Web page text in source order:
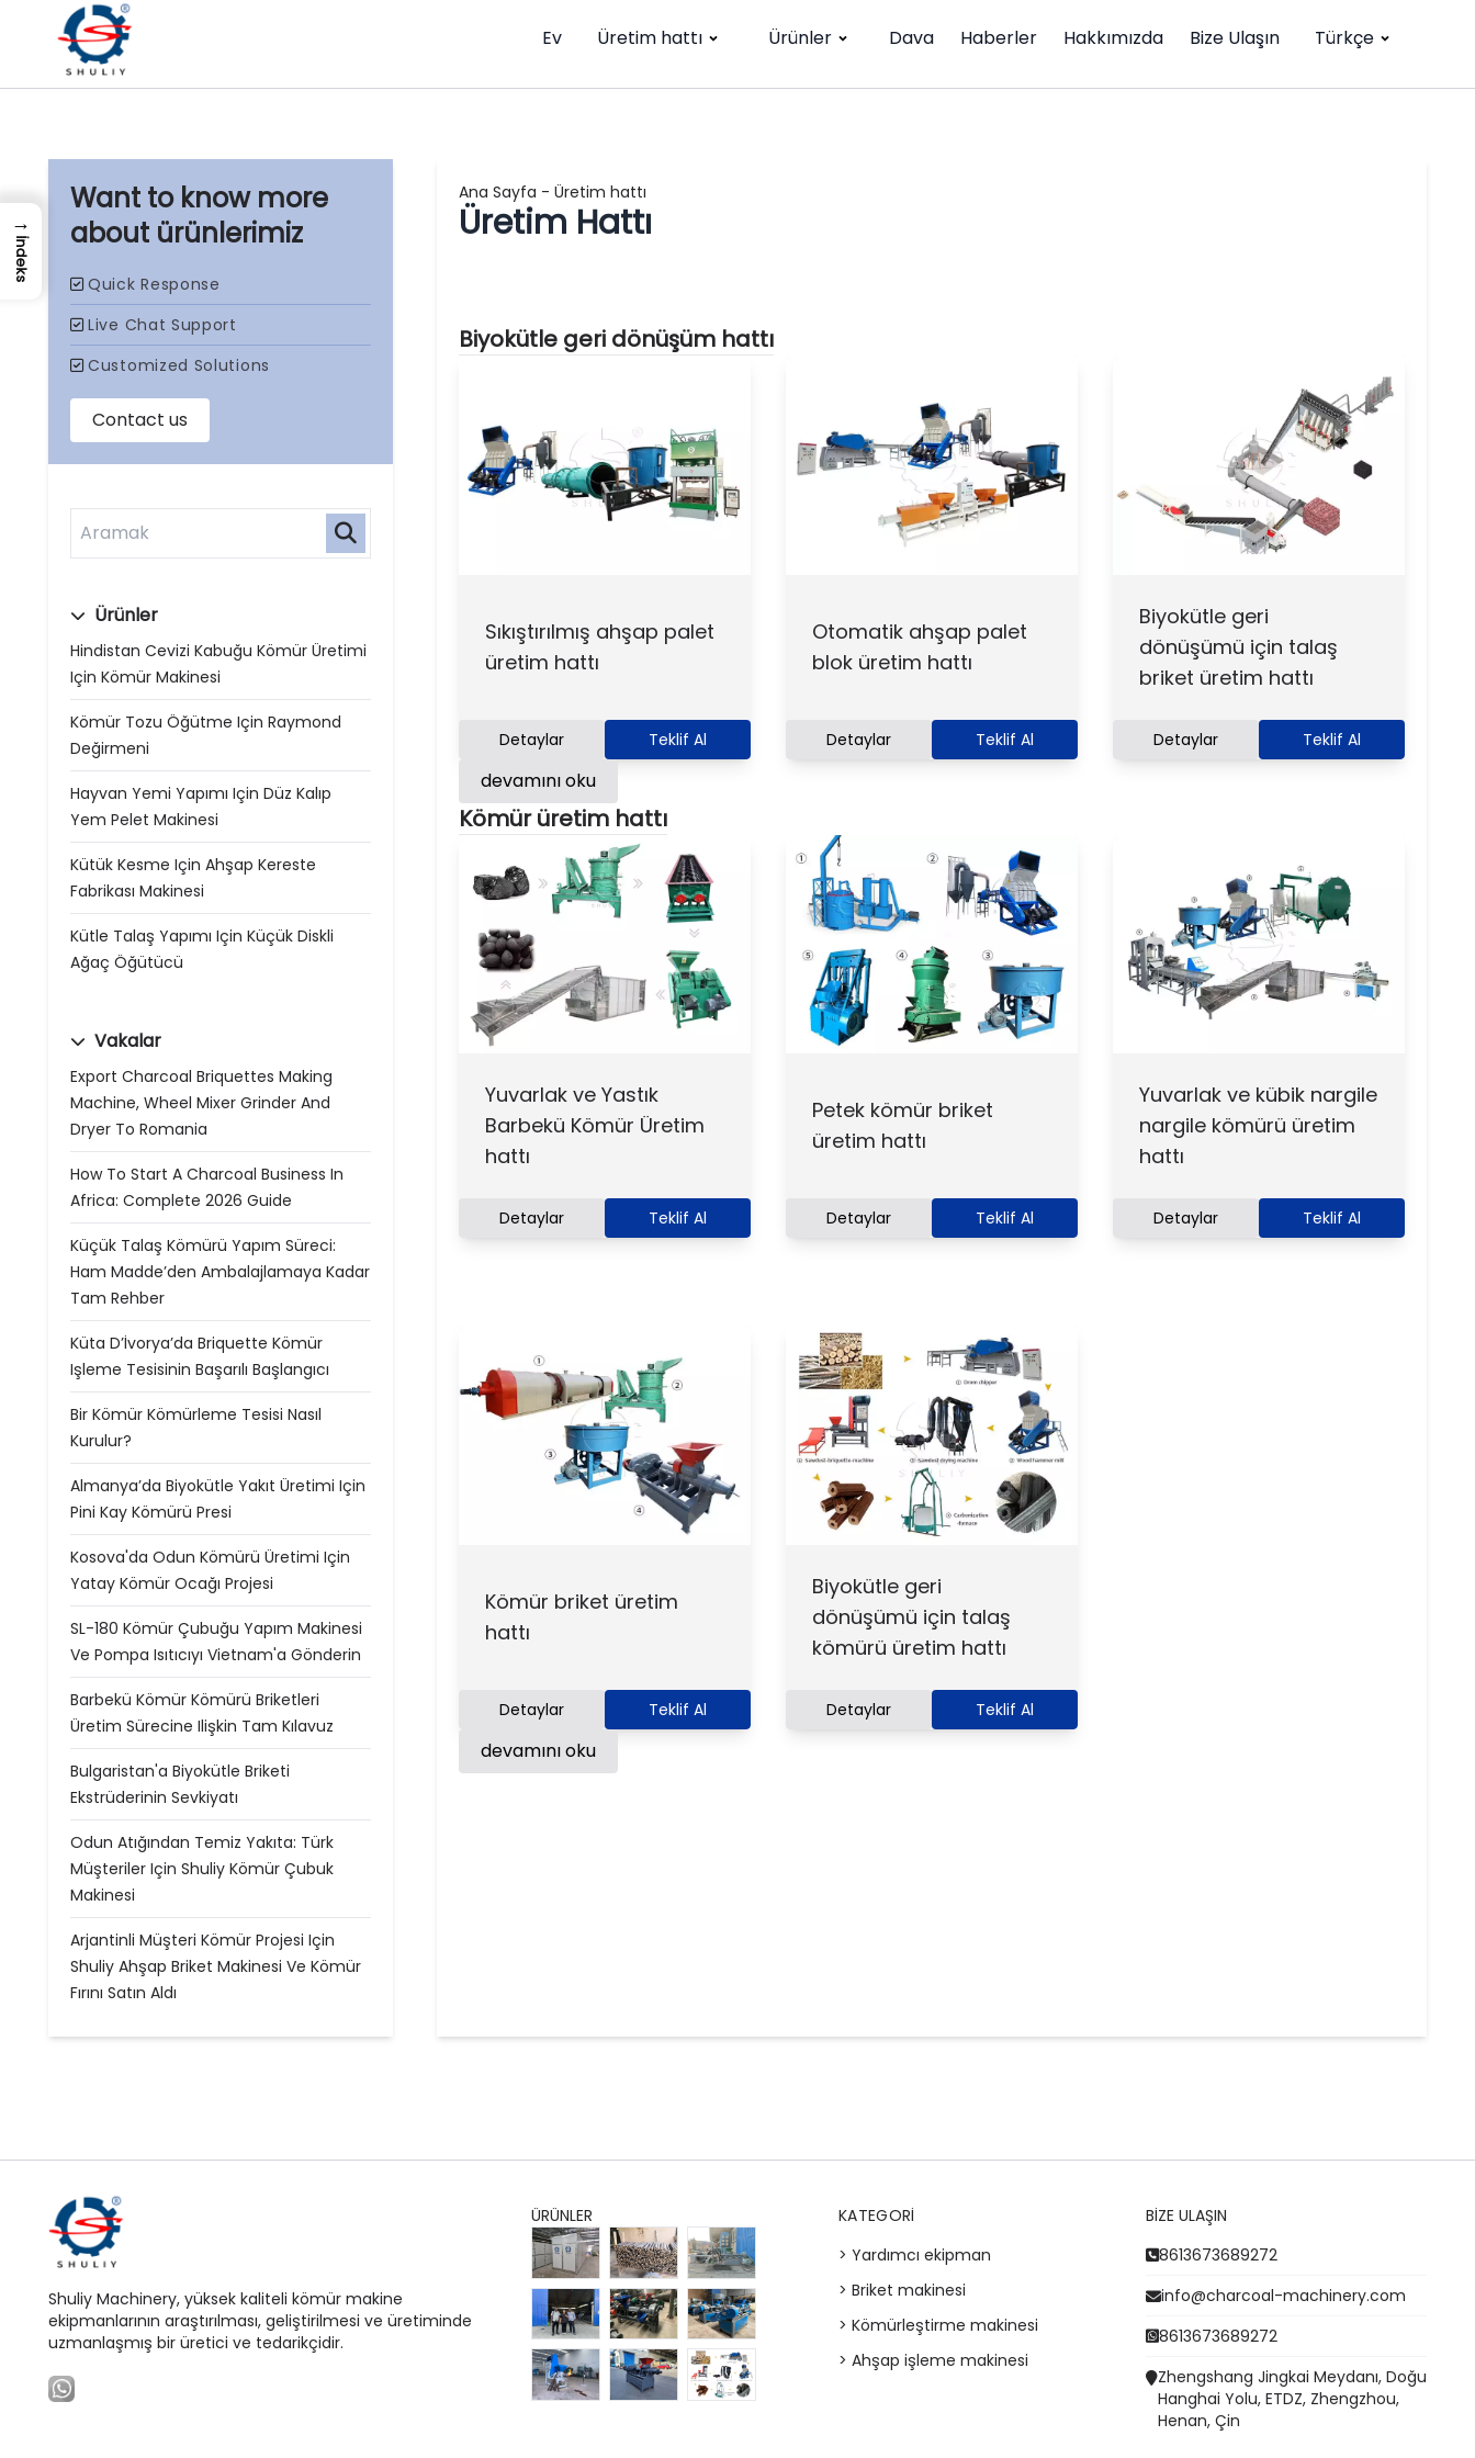
Ev Üretim hattı Ürünler Dava Haberler Hakkımızda Bize Ulaşın Türkçe
ürünlerimiz
Ürünler
Hindistan Cevizi Kabuğu Kömür Üretimi
Için Kömür Makinesi
Kömür Tozu Öğütme Için Raymond
Değirmeni
Hayvan Yemi Yapımı Için Düz Kalıp
Yem Pelet Makinesi
Kütük Kesme Için Ahşap Kereste
Fabrikası Makinesi
Kütle Talaş Yapımı Için Küçük Diskli
Ağaç Öğütücü
Vakalar
Export Charcoal Briquettes Making
Machine, Wheel Mixer Grinder And
Dryer To Romania
How To Start A Charcoal Business In
Africa: Complete 2026 Guide
Küçük Talaş Kömürü Yapım Süreci:
Ham Madde’den Ambalajlamaya Kadar
Tam Rehber
Küta D’İvorya’da Briquette Kömür
Işleme Tesisinin Başarılı Başlangıcı
Bir Kömür Kömürleme Tesisi Nasıl
Kurulur?
Almanya’da Biyokütle Yakıt Üretimi Için
Pini Kay Kömürü Presi
Kosova'da Odun Kömürü Üretimi Için
Yatay Kömür Ocağı Projesi
SL-180 Kömür Çubuğu Yapım Makinesi
Ve Pompa Isıtıcıyı Vietnam'a Gönderin
Barbekü Kömür Kömürü Briketleri
Üretim Sürecine Ilişkin Tam Kılavuz
Bulgaristan'a Biyokütle Briketi
Ekstrüderinin Sevkiyatı
Odun Atığından Temiz Yakıta: Türk
Müşteriler Için Shuliy Kömür Çubuk
Makinesi
Arjantinli Müşteri Kömür Projesi Için
Shuliy Ahşap Briket Makinesi Ve Kömür
Fırını Satın Aldı
Ana Sayfa - Üretim hattı
Üretim Hattı
Biyokütle geri dönüşüm hattı
Sıkıştırılmış ahşap palet
üretim hattı
Detaylar Teklif Al
Otomatik ahşap palet
blok üretim hattı
Detaylar Teklif Al
Biyokütle geri
dönüşümü için talaş
briket üretim hattı
Detaylar Teklif Al
devamını oku
Kömür üretim hattı
Yuvarlak ve Yastık
Barbekü Kömür Üretim
hattı
Detaylar Teklif Al
Petek kömür briket
üretim hattı
Detaylar Teklif Al
Yuvarlak ve kübik nargile
nargile kömürü üretim
hattı
Detaylar Teklif Al
Kömür briket üretim
hattı
Detaylar Teklif Al
Biyokütle geri
dönüşümü için talaş
kömürü üretim hattı
Detaylar Teklif Al
devamını oku
Shuliy Machinery, yüksek kaliteli kömür makine
ekipmanlarının araştırılması, geliştirilmesi ve üretiminde
uzmanlaşmış bir üretici ve tedarikçidir.
ÜRÜNLER
KATEGORI
> Yardımcı ekipman
> Briket makinesi
> Kömürleştirme makinesi
> Ahşap işleme makinesi
BIZE ULAŞIN
8613673689272
info@charcoal-machinery.com
8613673689272
Zhengshang Jingkai Meydanı, Doğu
Hanghai Yolu, ETDZ, Zhengzhou,
Henan, Çin
→
İndeks